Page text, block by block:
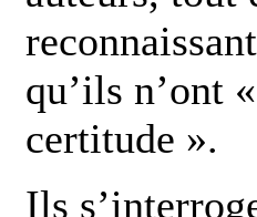
qu’ils n’ont
certitude ».
Ils